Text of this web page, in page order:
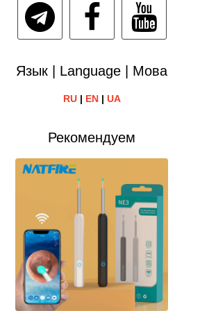
Язык | Language | Мова
RU| EN| UA
Рекомендуем